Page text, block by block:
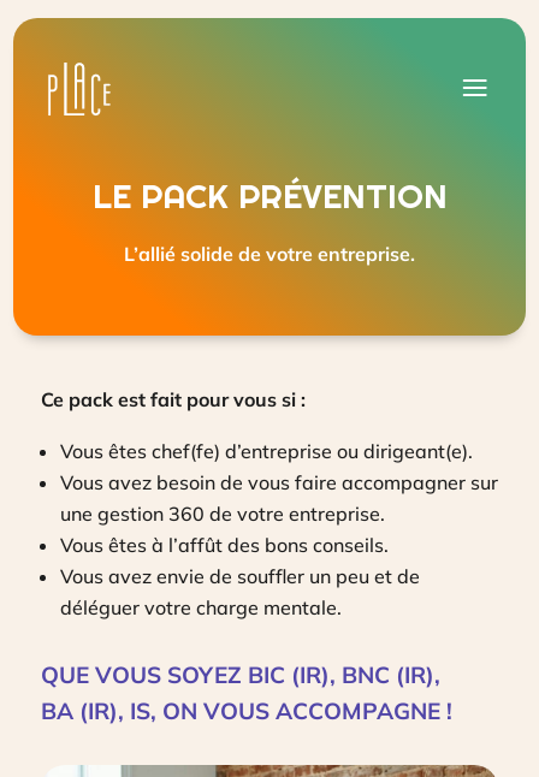
LE PACK PRÉVENTION
L’allié solide de votre entreprise.
Ce pack est fait pour vous si :
Vous êtes chef(fe) d’entreprise ou dirigeant(e).
Vous avez besoin de vous faire accompagner sur
une gestion 360 de votre entreprise.
Vous êtes à l’affût des bons conseils.
Vous avez envie de souffler un peu et de
déléguer votre charge mentale.
QUE VOUS SOYEZ BIC (IR), BNC (IR),
BA (IR), IS, ON VOUS ACCOMPAGNE !